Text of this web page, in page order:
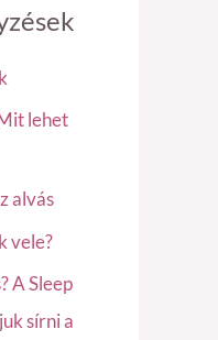
lehet
alvás
vele?
A Sleep
sírni a